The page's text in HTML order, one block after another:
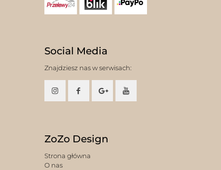
Social Media
Znajdziesz nas w serwisach:
ZoZo Design
Strona główna
O nas